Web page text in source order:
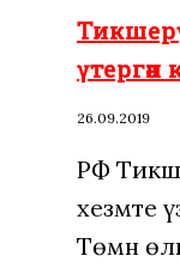
26.09.2019
РФ
хезмәте
Төмән